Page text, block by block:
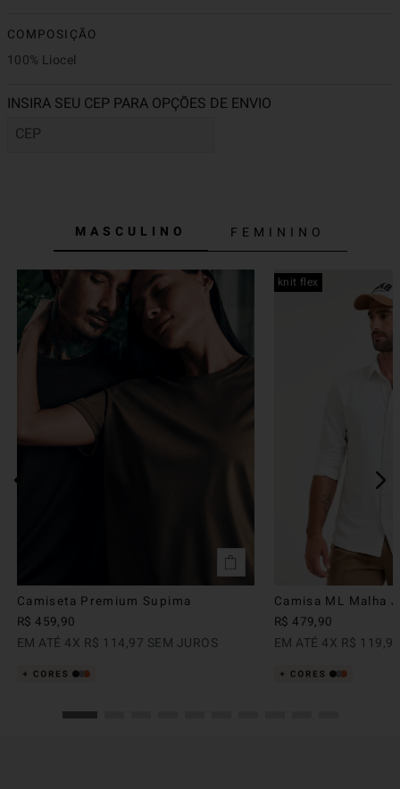
COMPOSIÇÃO
100% Liocel
MASCULINO FEMININO
Camiseta Premium Supima
R$ 459,90
EM ATÉ 4X R$ 114,97 SEM JUROS
knit flex
Camisa ML Malha
R$ 479,90
EM ATÉ 4X R$ 119,